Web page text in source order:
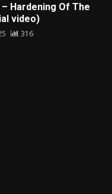
– Hardening Of The
video)
316